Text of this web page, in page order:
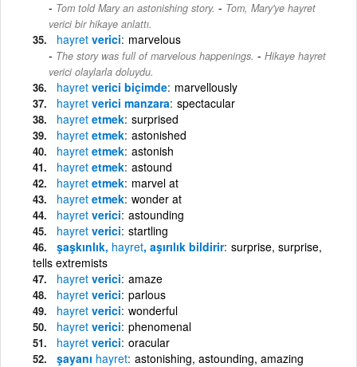
Tom told Mary an astonishing story. - Tom, Mary'ye hayret
verici bir hikaye anlattı.
hayret verici marvelous
The story was full of marvelous happenings. - Hikaye hayret
verici olaylarla doluydu.
hayret verici biçimde marvellously
hayret verici manzara spectacular
hayret etmek surprised
hayret etmek astonished
hayret etmek astonish
hayret etmek astound
hayret etmek marvel at
hayret etmek wonder at
hayret verici astounding
hayret verici startling
şaşkınlık, hayret, aşırılık bildirir surprise, surprise,
tells extremists
hayret verici amaze
hayret verici parlous
hayret verici wonderful
hayret verici phenomenal
hayret verici oracular
şayanı hayret astonishing, astounding, amazing